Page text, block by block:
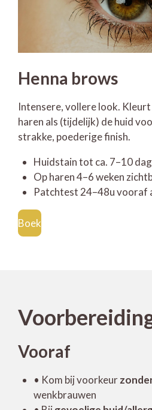
Henna brows
Intensere, vollere look.
haren als (tijdelijk) de huid
strakke, poederige finish.
Huidstain tot ca. 7–10
Op haren 4–6 weken
Patchtest 24–48u vooraf
Boek
Vooraf
• Kom bij voorkeur
wenkbrauwen